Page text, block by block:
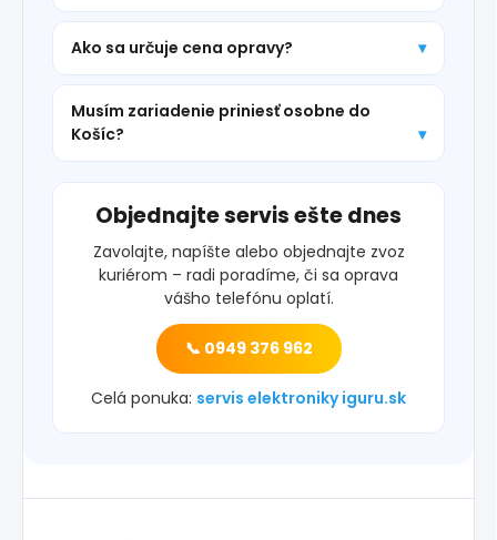
Ako sa určuje cena opravy?
Musím zariadenie priniesť osobne do
Košíc?
Objednajte servis ešte dnes
Zavolajte, napíšte alebo objednajte zvoz
kuriérom – radi poradíme, či sa oprava
vášho telefónu oplatí.
📞 0949 376 962
Celá ponuka: servis elektroniky iguru.sk